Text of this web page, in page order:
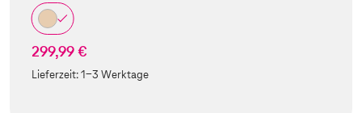
299,99 €
Lieferzeit:1-3 Werktage